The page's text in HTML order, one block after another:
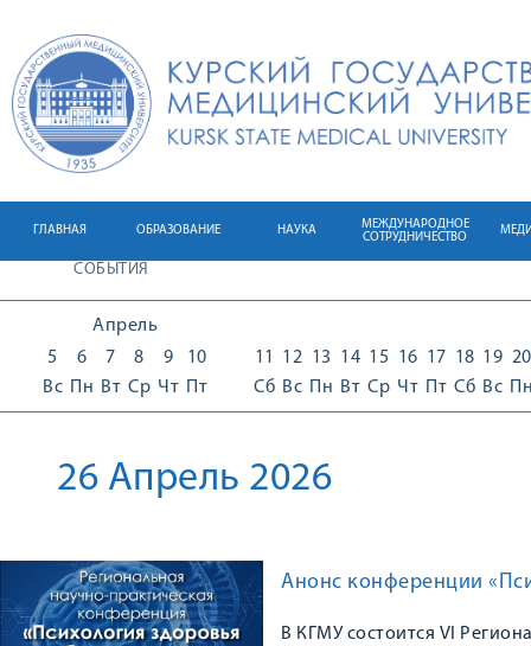
ГЛАВНАЯ ОБРАЗОВАНИЕ НАУКА
МЕЖДУНАРОДНОЕ
СОТРУДНИЧЕСТВО
СОБЫТИЯ
Апрель
5
Вс
6
Пн
7
Вт
8
Ср
9
Чт
10
Пт
11
Сб
12
Вс
13
Пн
14
Вт
15
Ср
16
Чт
17
Пт
18
Сб
19
Вс
20
26 Апрель 2026
Анонс конференции
В КГМУ состоится VI